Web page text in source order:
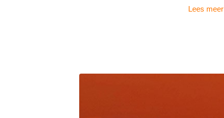
Lees meer